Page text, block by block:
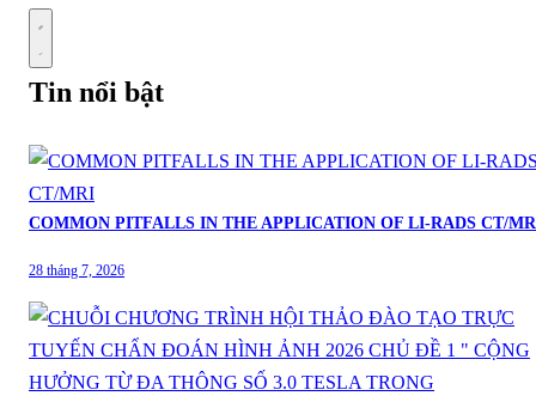
Tin nổi bật
COMMON PITFALLS IN THE APPLICATION OF LI-RADS CT/
28 tháng 7, 2026